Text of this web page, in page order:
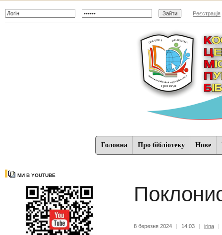
Реєстрація
Головна Про бібліотеку Нове
МИ В YOUTUBE
8 березня 2024 | 14:03 | irina |